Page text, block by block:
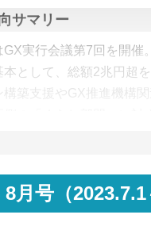
サマリー
GX実行会議第7回を開
本として、総額2兆円超
構築支援やGX推進機構
、関西含む関東以外の今
けた対策パッケージを
8月号（